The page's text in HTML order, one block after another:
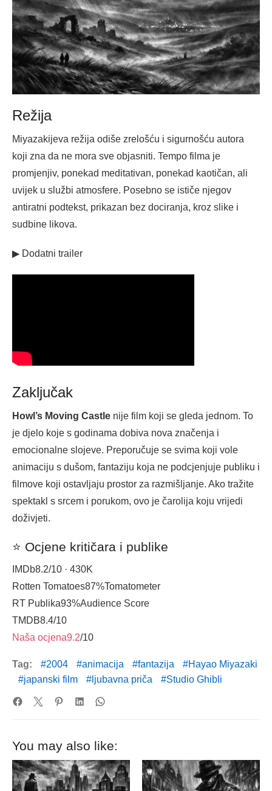
Režija
Miyazakijeva režija odiše zrelošću i sigurnošću autora
koji zna da ne mora sve objasniti. Tempo filma je
promjenjiv, ponekad meditativan, ponekad kaotičan, ali
uvijek u službi atmosfere. Posebno se ističe njegov
antiratni podtekst, prikazan bez dociranja, kroz slike i
sudbine likova.
▶ Dodatni trailer
Zaključak
Howl’s Moving Castle nije film koji se gleda jednom. To
je djelo koje s godinama dobiva nova značenja i
emocionalne slojeve. Preporučuje se svima koji vole
animaciju s dušom, fantaziju koja ne podcjenjuje publiku i
filmove koji ostavljaju prostor za razmišljanje. Ako tražite
spektakl s srcem i porukom, ovo je čarolija koju vrijedi
doživjeti.
⭐ Ocjene kritičara i publike
IMDb8.2/10 · 430K
Rotten Tomatoes87%Tomatometer
RT Publika93%Audience Score
TMDB8.4/10
Naša ocjena9.2/10
Tag: 2004 animacija fantazija
Hayao Miyazaki
japanski film
ljubavna priča Studio Ghibli
You may also like: